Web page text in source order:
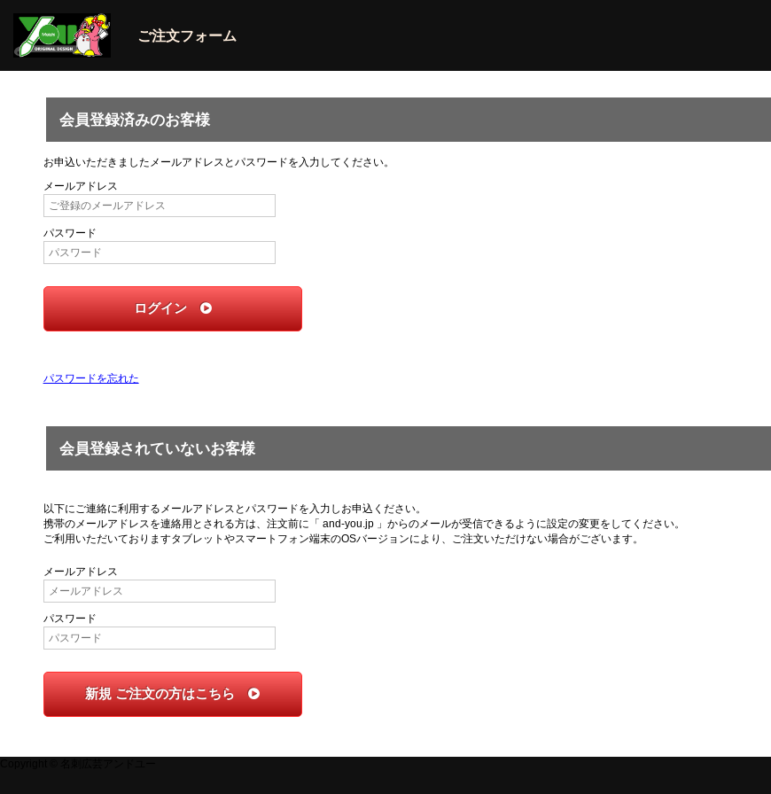
ご注文フォーム
会員登録済みのお客様
お申込いただきましたメールアドレスとパスワードを入力してください。
メールアドレス
パスワード
ログイン
パスワードを忘れた
会員登録されていないお客様
以下にご連絡に利用するメールアドレスとパスワードを入力しお申込ください。
携帯のメールアドレスを連絡用とされる方は、注文前に「 and-you.jp 」からのメールが受信できるように設定の変更をしてください。
ご利用いただいておりますタブレットやスマートフォン端末のOSバージョンにより、ご注文いただけない場合がございます。
メールアドレス
パスワード
新規 ご注文の方はこちら